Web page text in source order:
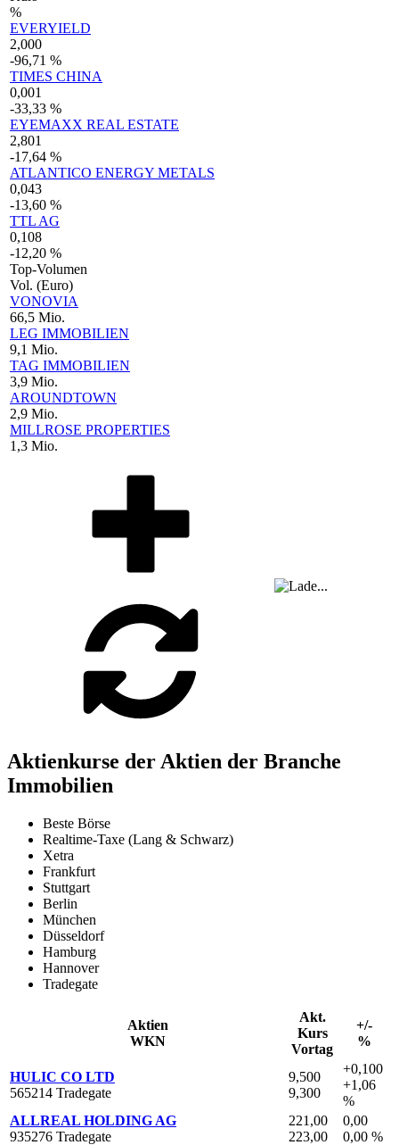
%
EVERYIELD
2,000
-96,71 %
TIMES CHINA
0,001
-33,33 %
EYEMAXX REAL ESTATE
2,801
-17,64 %
ATLANTICO ENERGY METALS
0,043
-13,60 %
TTL AG
0,108
-12,20 %
Top-Volumen
Vol. (Euro)
VONOVIA
66,5 Mio.
LEG IMMOBILIEN
9,1 Mio.
TAG IMMOBILIEN
3,9 Mio.
AROUNDTOWN
2,9 Mio.
MILLROSE PROPERTIES
1,3 Mio.
Aktienkurse der Aktien der Branche
Immobilien
Beste Börse
Realtime-Taxe (Lang & Schwarz)
Xetra
Frankfurt
Stuttgart
Berlin
München
Düsseldorf
Hamburg
Hannover
Tradegate
Aktien
WKN
Akt.
Kurs
Vortag
+/-
%
HULIC CO LTD
565214 Tradegate
9,500
9,300
+0,100
+1,06
%
ALLREAL HOLDING AG
935276 Tradegate
221,00
223,00
0,00
0,00 %